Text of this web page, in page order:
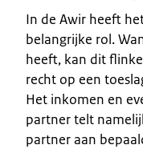
In de Awir heeft
belangrijke rol.
heeft, kan dit
recht op een
Het inkomen en
partner telt
partner aan